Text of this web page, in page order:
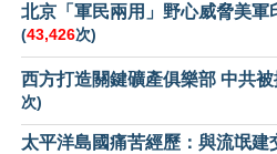
北京「軍民兩用」野心威脅美軍
(43,426次)
西方打造關鍵礦產俱樂部 中共
次)
太平洋島國痛苦經歷：與流氓建